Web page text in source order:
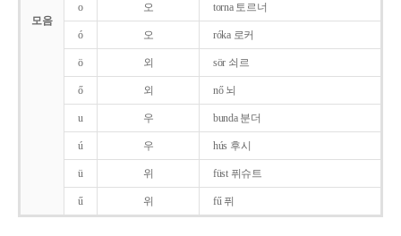
모음
o 오 torna 토르너
ó 오 róka 로커
ö 외 sör 쇠르
ő 외 nő 뇌
u 우 bunda 분더
ú 우 hús 후시
ü 위 füst 퓌슈트
ű 위 fű 퓌